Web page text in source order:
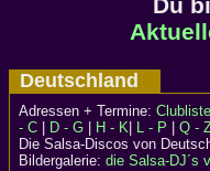
Deutschland
Adressen + Termine:
- C
D - G H - K L - P
Q -
Die Salsa-Discos von
Bildergalerie: die Salsa-DJ´s